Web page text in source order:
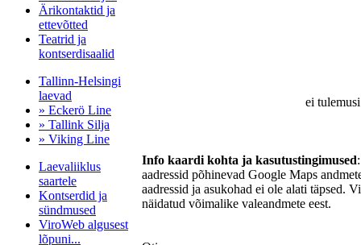
Ärikontaktid ja
ettevõtted
Teatrid ja
kontserdisaalid
Tallinn-Helsingi
laevad
» Eckerö Line
» Tallink Silja
» Viking Line
Laevaliiklus
saartele
Kontserdid ja
sündmused
ViroWeb algusest
lõpuni...
ei
Info kaardi kohta ja kasutustingimused
aadressid põhinevad Google Maps
aadressid ja asukohad ei ole alati täpsed.
näidatud võimalike valeandmete eest.